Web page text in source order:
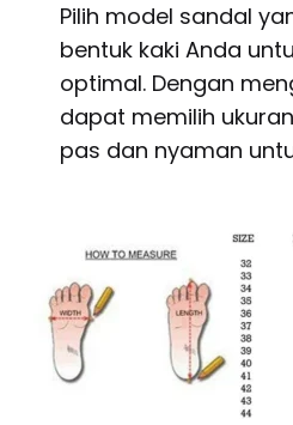
Pilih model sandal
bentuk kaki Anda
optimal. Dengan
dapat memilih
pas dan nyaman